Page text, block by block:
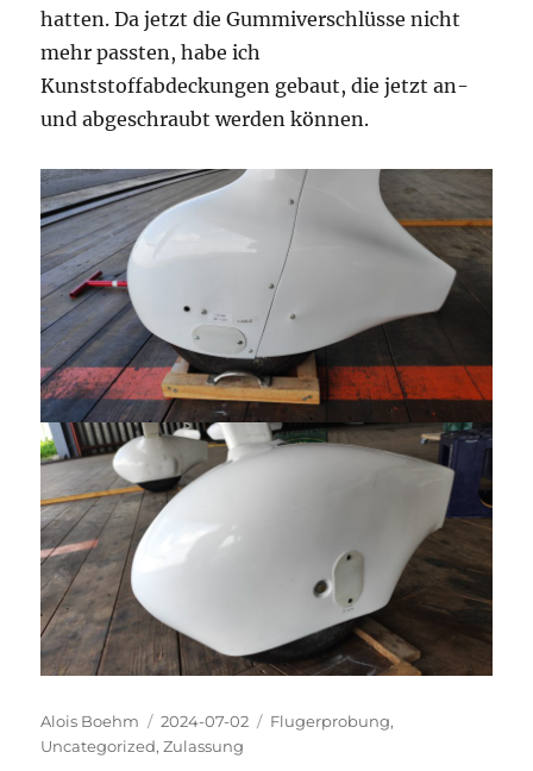
hatten. Da jetzt die Gummiverschlüsse nicht
mehr passten, habe ich
Kunststoffabdeckungen gebaut, die jetzt an-
und abgeschraubt werden können.
Autor
Alois Boehm
Veröffentlicht
am
2024-07-02 Kategorien
Flugerprobung,
Uncategorized,Zulassung